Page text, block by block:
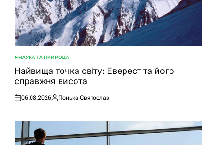
ОПУБЛІКУВАТИ
У
НАУКА ТА ПРИРОДА
Найвища точка світу: Еверест та його
справжня висота
Оприлюднено
06.08.2026
Опубліковано
Понька Святослав